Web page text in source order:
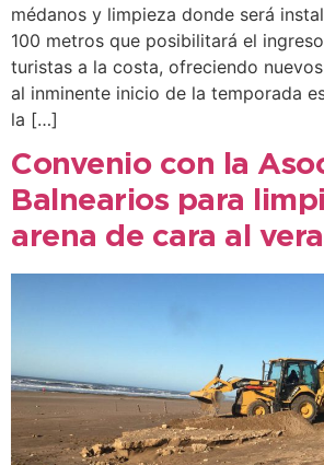
médanos y limpieza donde será
100 metros que posibilitará el
turistas a la costa, ofreciendo
al inminente inicio de la temporada
la […]
Convenio con la
Balnearios para
arena de cara al